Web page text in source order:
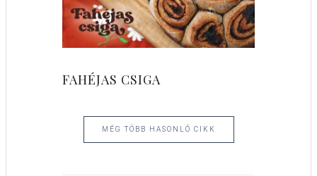
FAHÉJAS CSIGA
MÉG TÖBB HASONLÓ CIKK